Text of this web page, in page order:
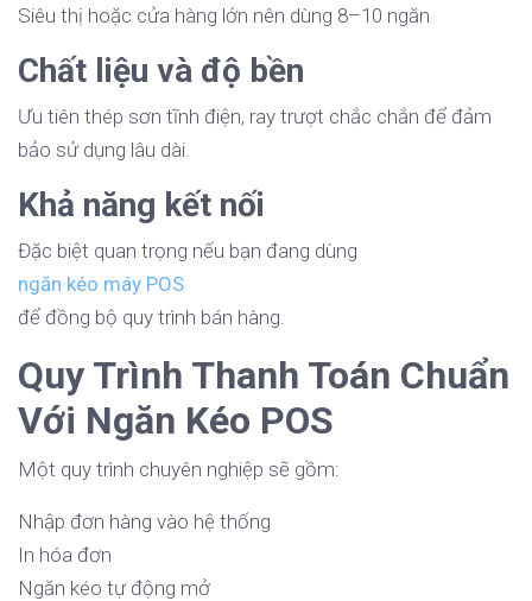
Siêu thị hoặc cửa hàng lớn nên dùng 8–10 ngăn
Chất liệu và độ bền
Ưu tiên thép sơn tĩnh điện, ray trượt chắc chắn để đảm
bảo sử dụng lâu dài.
Khả năng kết nối
Đặc biệt quan trọng nếu bạn đang dùng
ngăn kéo máy POS
để đồng bộ quy trình bán hàng.
Quy Trình Thanh Toán Chuẩn
Với Ngăn Kéo POS
Một quy trình chuyên nghiệp sẽ gồm:
Nhập đơn hàng vào hệ thống
In hóa đơn
Ngăn kéo tự động mở